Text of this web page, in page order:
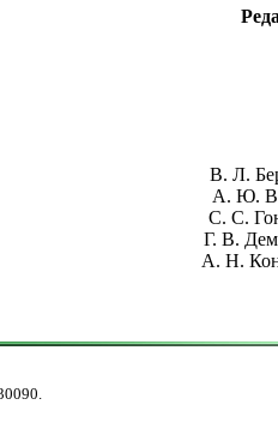
В. Л.
А. Ю.
С. С.
Г. В.
А. Н.